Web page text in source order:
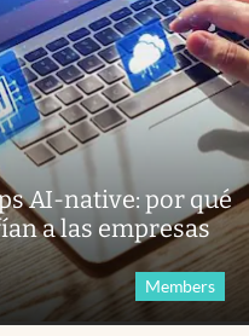
AI-native: por qué
a las empresas
Members